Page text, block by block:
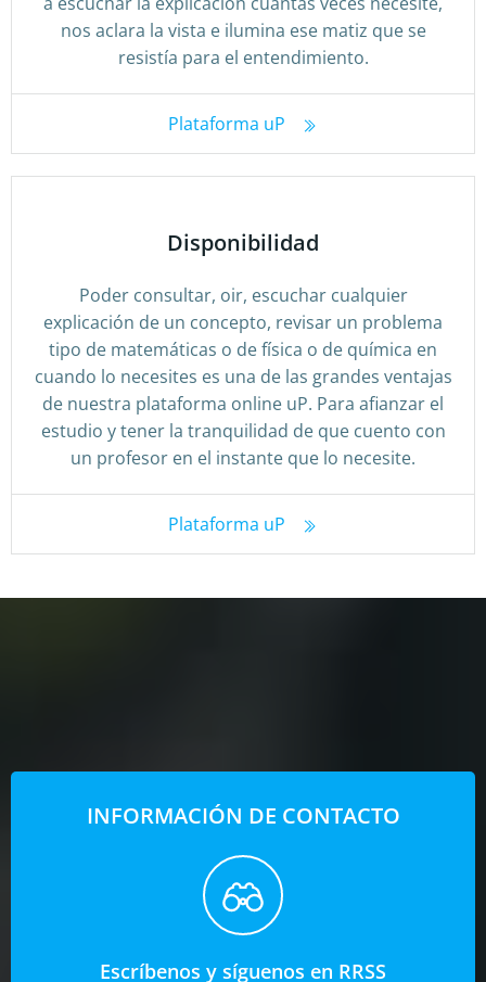
nos aclara la vista e ilumina ese matiz que se
resistía para el entendimiento.
Plataforma uP
Disponibilidad
Poder consultar, oir, escuchar cualquier
explicación de un concepto, revisar un problema
tipo de matemáticas o de física o de química en
cuando lo necesites es una de las grandes ventajas
de nuestra plataforma online uP. Para afianzar el
estudio y tener la tranquilidad de que cuento con
un profesor en el instante que lo necesite.
Plataforma uP
INFORMACIÓN DE CONTACTO
Escríbenos y síguenos en RRSS